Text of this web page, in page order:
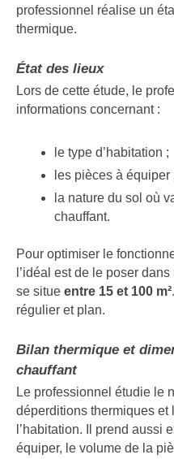
professionnel réalise un
thermique.
État des lieux
Lors de cette étude, le
informations concernant :
le type d’habitation ;
les pièces à équiper
la nature du sol où
chauffant.
Pour optimiser le
l’idéal est de le poser
se situe entre 15 et 100 m²
régulier et plan.
Bilan thermique et
chauffant
Le professionnel étudie le
déperditions thermiques
l’habitation. Il prend aussi
équiper, le volume de la